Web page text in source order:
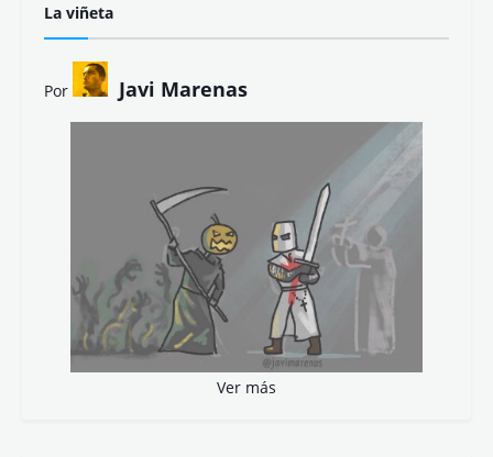
La viñeta
Por Javi Marenas
Ver más